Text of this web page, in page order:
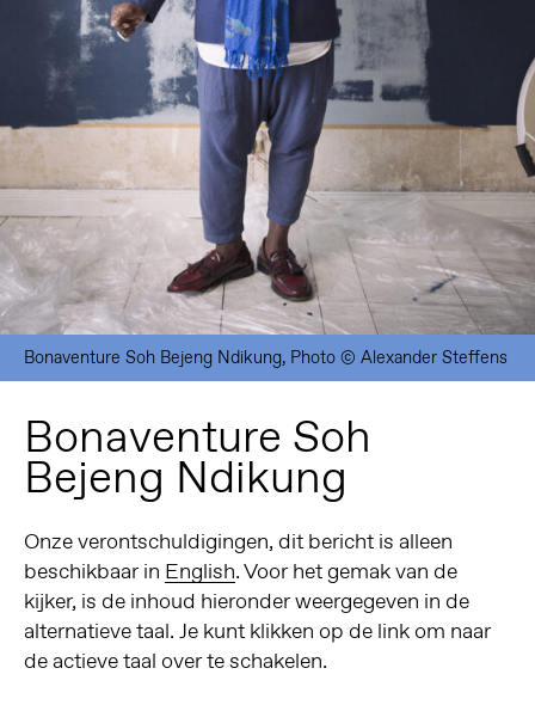
Bonaventure Soh Bejeng Ndikung, Photo © Alexander Steffens
Bonaventure Soh
Bejeng Ndikung
Onze verontschuldigingen, dit bericht is alleen
beschikbaar in English. Voor het gemak van de
kijker, is de inhoud hieronder weergegeven in de
alternatieve taal. Je kunt klikken op de link om naar
de actieve taal over te schakelen.